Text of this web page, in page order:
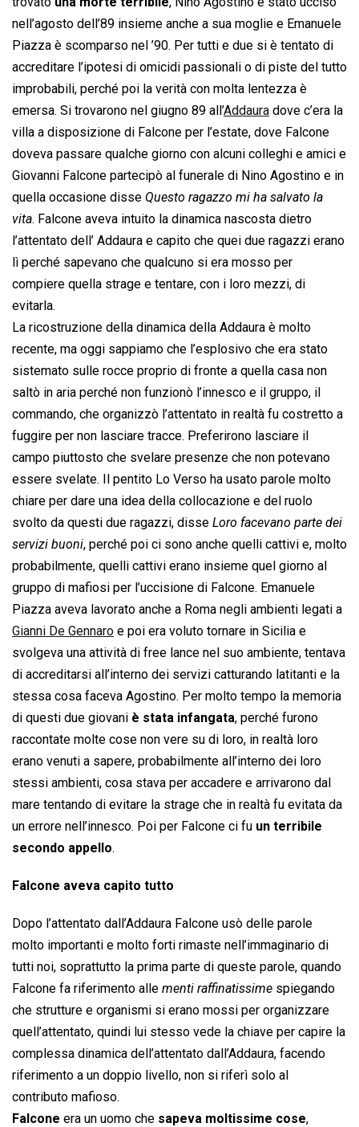
nell’agosto dell’89 insieme anche a sua moglie e Emanuele
Piazza è scomparso nel ’90. Per tutti e due si è tentato di
accreditare l’ipotesi di omicidi passionali o di piste del tutto
improbabili, perché poi la verità con molta lentezza è
emersa. Si trovarono nel giugno 89 all’Addaura dove c’era la
villa a disposizione di Falcone per l’estate, dove Falcone
doveva passare qualche giorno con alcuni colleghi e amici e
Giovanni Falcone partecipò al funerale di Nino Agostino e in
quella occasione disse  Questo ragazzo mi ha salvato la
vita. Falcone aveva intuito la dinamica nascosta dietro
l’attentato dell’ Addaura e capito che quei due ragazzi erano
lì perché sapevano che qualcuno si era mosso per
compiere quella strage e tentare, con i loro mezzi, di
evitarla.
La ricostruzione della dinamica della Addaura è molto
recente, ma oggi sappiamo che l’esplosivo che era stato
sistemato sulle rocce proprio di fronte a quella casa non
saltò in aria perché non funzionò l’innesco e il gruppo, il
commando, che organizzò l’attentato in realtà fu costretto a
fuggire per non lasciare tracce. Preferirono lasciare il
campo piuttosto che svelare presenze che non potevano
essere svelate. Il pentito Lo Verso ha usato parole molto
chiare per dare una idea della collocazione e del ruolo
svolto da questi due ragazzi, disse  Loro facevano parte dei
servizi buoni, perché poi ci sono anche quelli cattivi e, molto
probabilmente, quelli cattivi erano insieme quel giorno al
gruppo di mafiosi per l’uccisione di Falcone. Emanuele
Piazza aveva lavorato anche a Roma negli ambienti legati a
Gianni De Gennaro e poi era voluto tornare in Sicilia e
svolgeva una attività di free lance nel suo ambiente, tentava
di accreditarsi all’interno dei servizi catturando latitanti e la
stessa cosa faceva Agostino. Per molto tempo la memoria
di questi due giovani è stata infangata, perché furono
raccontate molte cose non vere su di loro, in realtà loro
erano venuti a sapere, probabilmente all’interno dei loro
stessi ambienti, cosa stava per accadere e arrivarono dal
mare tentando di evitare la strage che in realtà fu evitata da
un errore nell’innesco. Poi per Falcone ci fu un terribile
secondo appello.
Falcone aveva capito tutto
Dopo l’attentato dall’Addaura Falcone usò delle parole
molto importanti e molto forti rimaste nell’immaginario di
tutti noi, soprattutto la prima parte di queste parole, quando
Falcone fa riferimento alle  menti raffinatissime  spiegando
che strutture e organismi si erano mossi per organizzare
quell’attentato, quindi lui stesso vede la chiave per capire la
complessa dinamica dell’attentato dall’Addaura, facendo
riferimento a un doppio livello, non si riferì solo al
contributo mafioso.
Falcone era un uomo che sapeva moltissime cose,